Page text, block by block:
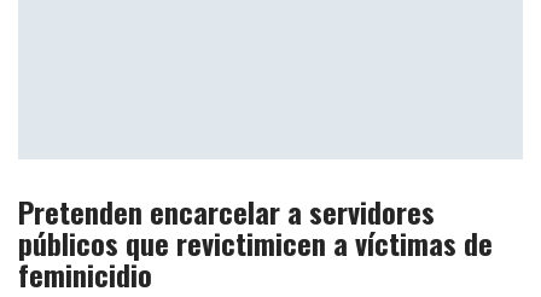
Pretenden encarcelar a servidores
públicos que revictimicen a víctimas de
feminicidio